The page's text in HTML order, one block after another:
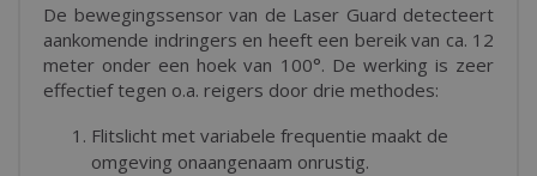
De bewegingssensor van de Laser Guard detecteert
aankomende indringers en heeft een bereik van ca. 12
meter onder een hoek van 100°. De werking is zeer
effectief tegen o.a. reigers door drie methodes:
Flitslicht met variabele frequentie maakt de
omgeving onaangenaam onrustig.